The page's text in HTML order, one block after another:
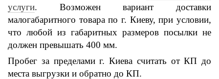
услуги. Возможен вариант доставки
малогабаритного товара по г. Киеву, при условии,
что любой из габаритных размеров посылки не
должен превышать 400 мм.
Пробег за пределами г. Киева считать от КП до
места выгрузки и обратно до КП.